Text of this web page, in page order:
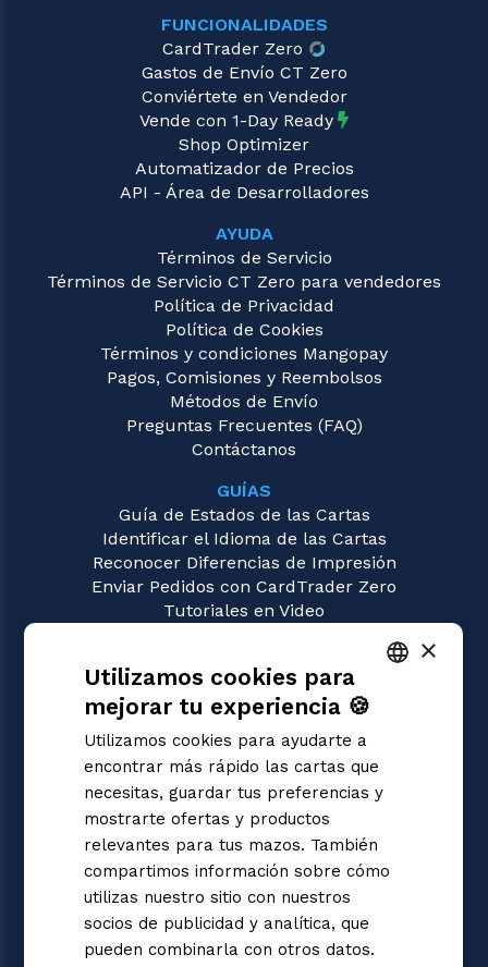
FUNCIONALIDADES
CardTrader Zero
Gastos de Envío CT Zero
Conviértete en Vendedor
Vende con 1-Day Ready
Shop Optimizer
Automatizador de Precios
API - Área de Desarrolladores
AYUDA
Términos de Servicio
Términos de Servicio CT Zero para vendedores
Política de Privacidad
Política de Cookies
Términos y condiciones Mangopay
Pagos, Comisiones y Reembolsos
Métodos de Envío
Preguntas Frecuentes (FAQ)
Contáctanos
GUÍAS
Guía de Estados de las Cartas
Identificar el Idioma de las Cartas
Reconocer Diferencias de Impresión
Enviar Pedidos con CardTrader Zero
Tutoriales en Video
Union Arena
Magic: the Gathering
Pokémon
Yu-Gi-Oh!
Flesh and Blood
Digimon
One Piece
Dragon Ball Super
Cardfight!! Vanguard
Disney Lorcana
Star Wars Unlimited
Riftbound | League of Legends
ITALIAN
×
Utilizamos cookies para
mejorar tu experiencia 🍪
Utilizamos cookies para ayudarte a
encontrar más rápido las cartas que
necesitas, guardar tus preferencias y
mostrarte ofertas y productos
relevantes para tus mazos. También
compartimos información sobre cómo
utilizas nuestro sitio con nuestros
socios de publicidad y analítica, que
pueden combinarla con otros datos.